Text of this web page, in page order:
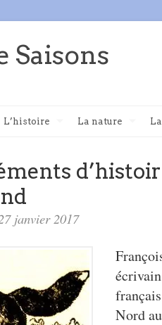
Saisons
L’histoire La nature
janvier 2017
Nord